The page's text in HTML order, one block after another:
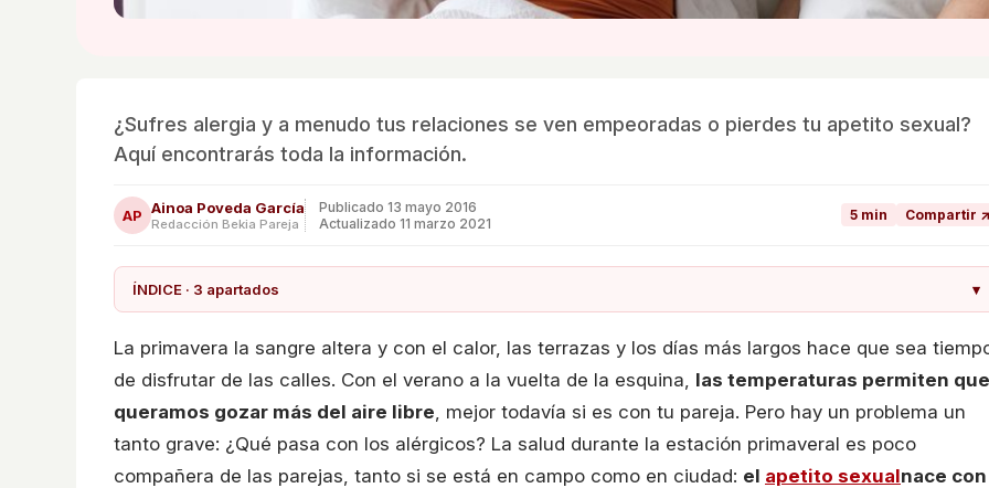
¿Sufres alergia y a menudo tus relaciones se ven empeoradas o pierdes tu apetito sexual?
Aquí encontrarás toda la información.
AP Ainoa Poveda García
Redacción Bekia Pareja
Publicado 13 mayo 2016
Actualizado 11 marzo 2021
5 min Compartir ↗
ÍNDICE · 3 apartados ▾
La primavera la sangre altera y con el calor, las terrazas y los días más largos hace que sea
de disfrutar de las calles. Con el verano a la vuelta de la esquina, las temperaturas permiten que
queramos gozar más del aire libre , mejor todavía si es con tu pareja. Pero hay un problema un
tanto grave: ¿Qué pasa con los alérgicos? La salud durante la estación primaveral es poco
compañera de las parejas, tanto si se está en campo como en ciudad: el apetito sexualnace con